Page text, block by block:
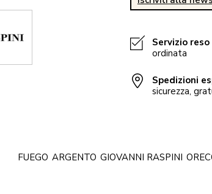
Servizio
ordinata
Spedizioni
sicurezza,
FUEGO ARGENTO GIOVANNI RASPINI